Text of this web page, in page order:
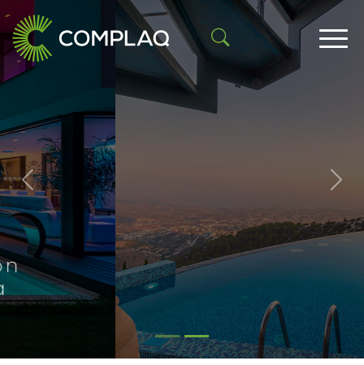
Tecnología
Experiencia
Calidad
Previous Next